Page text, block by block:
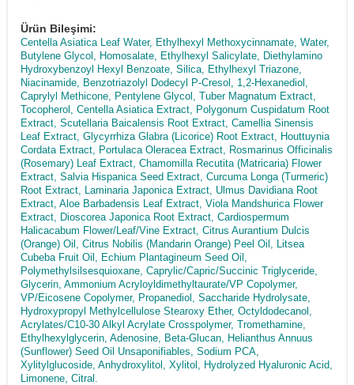
Ürün Bileşimi:
Centella Asiatica Leaf Water, Ethylhexyl Methoxycinnamate, Water,
Butylene Glycol, Homosalate, Ethylhexyl Salicylate, Diethylamino
Hydroxybenzoyl Hexyl Benzoate, Silica, Ethylhexyl Triazone,
Niacinamide, Benzotriazolyl Dodecyl P-Cresol, 1,2-Hexanediol,
Caprylyl Methicone, Pentylene Glycol, Tuber Magnatum Extract,
Tocopherol, Centella Asiatica Extract, Polygonum Cuspidatum Root
Extract, Scutellaria Baicalensis Root Extract, Camellia Sinensis
Leaf Extract, Glycyrrhiza Glabra (Licorice) Root Extract, Houttuynia
Cordata Extract, Portulaca Oleracea Extract, Rosmarinus Officinalis
(Rosemary) Leaf Extract, Chamomilla Recutita (Matricaria) Flower
Extract, Salvia Hispanica Seed Extract, Curcuma Longa (Turmeric)
Root Extract, Laminaria Japonica Extract, Ulmus Davidiana Root
Extract, Aloe Barbadensis Leaf Extract, Viola Mandshurica Flower
Extract, Dioscorea Japonica Root Extract, Cardiospermum
Halicacabum Flower/Leaf/Vine Extract, Citrus Aurantium Dulcis
(Orange) Oil, Citrus Nobilis (Mandarin Orange) Peel Oil, Litsea
Cubeba Fruit Oil, Echium Plantagineum Seed Oil,
Polymethylsilsesquioxane, Caprylic/Capric/Succinic Triglyceride,
Glycerin, Ammonium Acryloyldimethyltaurate/VP Copolymer,
VP/Eicosene Copolymer, Propanediol, Saccharide Hydrolysate,
Hydroxypropyl Methylcellulose Stearoxy Ether, Octyldodecanol,
Acrylates/C10-30 Alkyl Acrylate Crosspolymer, Tromethamine,
Ethylhexylglycerin, Adenosine, Beta-Glucan, Helianthus Annuus
(Sunflower) Seed Oil Unsaponifiables, Sodium PCA,
Xylitylglucoside, Anhydroxylitol, Xylitol, Hydrolyzed Hyaluronic Acid,
Limonene, Citral.